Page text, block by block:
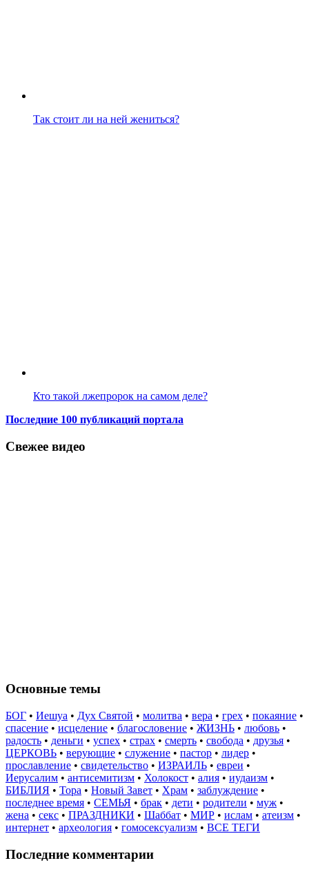
Так стоит ли на ней жениться?
Кто такой лжепророк на самом деле?
Последние 100 публикаций портала
Свежее видео
Основные темы
БОГ • Иешуа • Дух Святой • молитва • вера • грех • покаяние •
спасение • исцеление • благословение • ЖИЗНЬ • любовь •
радость • деньги • успех • страх • смерть • свобода • друзья •
ЦЕРКОВЬ • верующие • служение • пастор • лидер •
прославление • свидетельство • ИЗРАИЛЬ • евреи •
Иерусалим • антисемитизм • Холокост • алия • иудаизм •
БИБЛИЯ • Тора • Новый Завет • Храм • заблуждение •
последнее время • СЕМЬЯ • брак • дети • родители • муж •
жена • секс • ПРАЗДНИКИ • Шаббат • МИР • ислам • атеизм •
интернет • археология • гомосексуализм • ВСЕ ТЕГИ
Последние комментарии